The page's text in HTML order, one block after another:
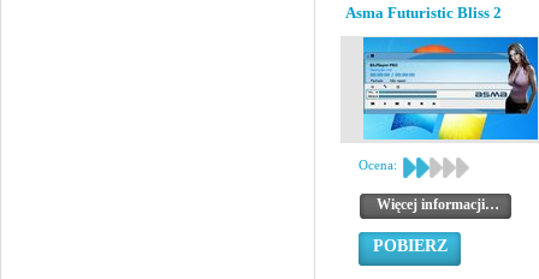
Asma Futuristic Bliss 2
Ocena:
Więcej informacji…
POBIERZ